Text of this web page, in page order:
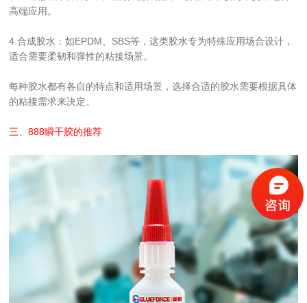
高端应用。
4.合成胶水：如EPDM、SBS等，这类胶水专为特殊应用场合设计，
适合需要柔韧和弹性的粘接场景。
每种胶水都有各自的特点和适用场景，选择合适的胶水需要根据具体
的粘接需求来决定。
三、888瞬干胶的推荐